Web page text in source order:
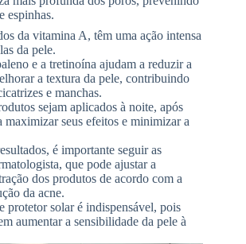
espinhas.
da vitamina A, têm uma ação intensa
da pele.
e a tretinoína ajudam a reduzir a
a textura da pele, contribuindo
e manchas.
sejam aplicados à noite, após
maximizar seus efeitos e minimizar a
é importante seguir as
que pode ajustar a
dos produtos de acordo com a
da acne.
protetor solar é indispensável, pois
aumentar a sensibilidade da pele à